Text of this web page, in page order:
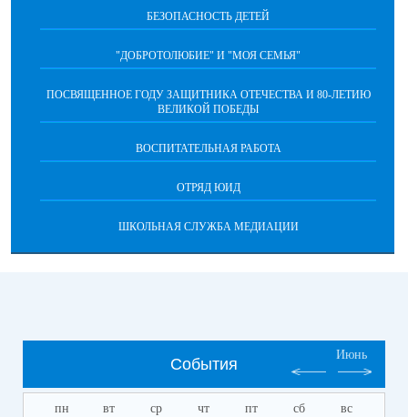
БЕЗОПАСНОСТЬ ДЕТЕЙ
"ДОБРОТОЛЮБИЕ" И "МОЯ СЕМЬЯ"
ПОСВЯЩЕННОЕ ГОДУ ЗАЩИТНИКА ОТЕЧЕСТВА И 80-ЛЕТИЮ
ВЕЛИКОЙ ПОБЕДЫ
ВОСПИТАТЕЛЬНАЯ РАБОТА
ОТРЯД ЮИД
ШКОЛЬНАЯ СЛУЖБА МЕДИАЦИИ
События
Июнь
пн вт ср чт пт сб вс